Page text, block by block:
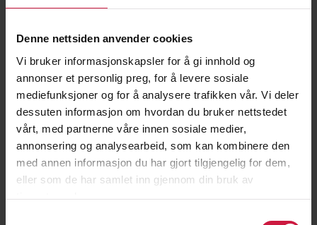
Denne nettsiden anvender cookies
Vi bruker informasjonskapsler for å gi innhold og
annonser et personlig preg, for å levere sosiale
mediefunksjoner og for å analysere trafikken vår. Vi deler
dessuten informasjon om hvordan du bruker nettstedet
vårt, med partnerne våre innen sosiale medier,
annonsering og analysearbeid, som kan kombinere den
med annen informasjon du har gjort tilgjengelig for dem,
eller som de har samlet inn gjennom din bruk av
tjenestene deres.
Standard logo NTG til bruk på lys bakgrunn i
dokumenter og på nettsider, .JPG fil
Standard logo NTG til trykk på lys bakgrunn, .AI fil